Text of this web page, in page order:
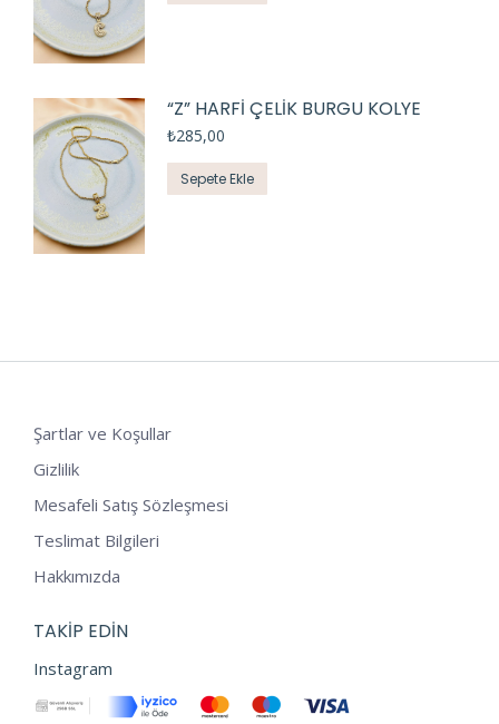
“Z” HARFİ ÇELİK BURGU KOLYE
₺285,00
Sepete Ekle
Şartlar ve Koşullar
Gizlilik
Mesafeli Satış Sözleşmesi
Teslimat Bilgileri
Hakkımızda
TAKIP EDIN
Instagram